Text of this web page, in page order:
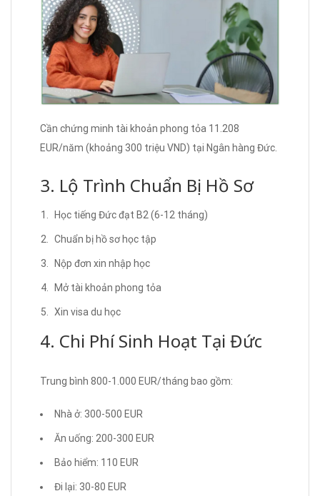
Cần chứng minh tài khoản phong tỏa 11.208
EUR/năm (khoảng 300 triệu VND) tại Ngân hàng Đức.
3. Lộ Trình Chuẩn Bị Hồ Sơ
Học tiếng Đức đạt B2 (6-12 tháng)
Chuẩn bị hồ sơ học tập
Nộp đơn xin nhập học
Mở tài khoản phong tỏa
Xin visa du học
4. Chi Phí Sinh Hoạt Tại Đức
Trung bình 800-1.000 EUR/tháng bao gồm:
Nhà ở: 300-500 EUR
Ăn uống: 200-300 EUR
Bảo hiểm: 110 EUR
Đi lại: 30-80 EUR